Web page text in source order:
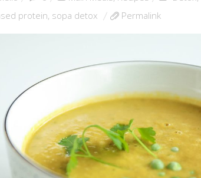
protein, sopa detox Permalink